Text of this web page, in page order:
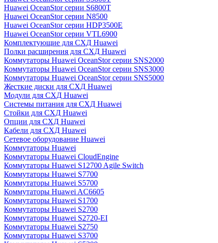
Huawei OceanStor серии S6800T
Huawei OceanStor серии N8500
Huawei OceanStor серии HDP3500E
Huawei OceanStor серии VTL6900
Комплектующие для СХД Huawei
Полки расширения для СХД Huawei
Коммутаторы Huawei OceanStor серии SNS2000
Коммутаторы Huawei OceanStor серии SNS3000
Коммутаторы Huawei OceanStor серии SNS5000
Жесткие диски для СХД Huawei
Модули для СХД Huawei
Системы питания для СХД Huawei
Стойки для СХД Huawei
Опции для СХД Huawei
Кабели для СХД Huawei
Сетевое оборудование Huawei
Коммутаторы Huawei
Коммутаторы Huawei CloudEngine
Коммутаторы Huawei S12700 Agile Switch
Коммутаторы Huawei S7700
Коммутаторы Huawei S5700
Коммутаторы Huawei AC6605
Коммутаторы Huawei S1700
Коммутаторы Huawei S2700
Коммутаторы Huawei S2720-EI
Коммутаторы Huawei S2750
Коммутаторы Huawei S3700